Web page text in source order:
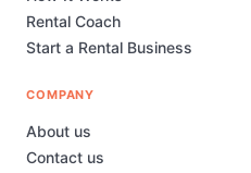
Rental Coach
Start a Rental Business
COMPANY
About us
Contact us